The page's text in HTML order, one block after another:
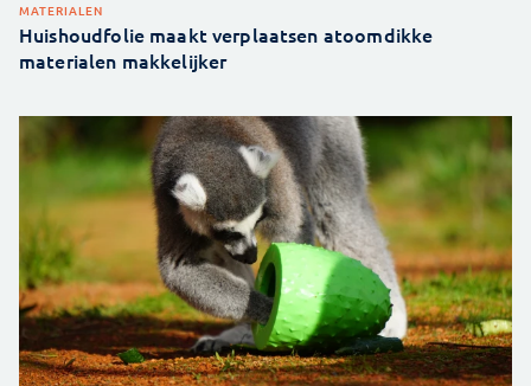
MATERIALEN
Huishoudfolie maakt verplaatsen atoomdikke
materialen makkelijker